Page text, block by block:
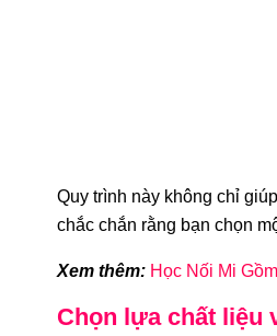
Quy trình này không chỉ
chắc chắn rằng bạn chọn
Xem thêm: Học Nối Mi
Chọn lựa chất liệu